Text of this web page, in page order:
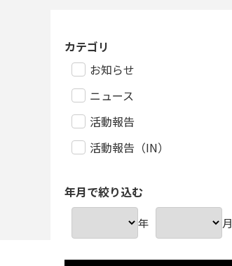
カテゴリ
お知らせ
ニュース
活動報告
活動報告（IN）
年月で絞り込む
年 月